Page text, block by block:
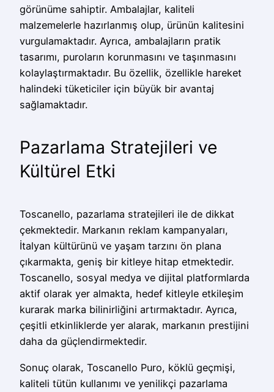
görünüme sahiptir. Ambalajlar, kaliteli
malzemelerle hazırlanmış olup, ürünün kalitesini
vurgulamaktadır. Ayrıca, ambalajların pratik
tasarımı, puroların korunmasını ve taşınmasını
kolaylaştırmaktadır. Bu özellik, özellikle hareket
halindeki tüketiciler için büyük bir avantaj
sağlamaktadır.
Pazarlama Stratejileri ve
Kültürel Etki
Toscanello, pazarlama stratejileri ile de dikkat
çekmektedir. Markanın reklam kampanyaları,
İtalyan kültürünü ve yaşam tarzını ön plana
çıkarmakta, geniş bir kitleye hitap etmektedir.
Toscanello, sosyal medya ve dijital platformlarda
aktif olarak yer almakta, hedef kitleyle etkileşim
kurarak marka bilinirliğini artırmaktadır. Ayrıca,
çeşitli etkinliklerde yer alarak, markanın prestijini
daha da güçlendirmektedir.
Sonuç olarak, Toscanello Puro, köklü geçmişi,
kaliteli tütün kullanımı ve yenilikçi pazarlama